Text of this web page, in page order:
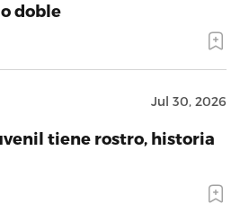
doble
Jul 30, 2026
tiene rostro, historia